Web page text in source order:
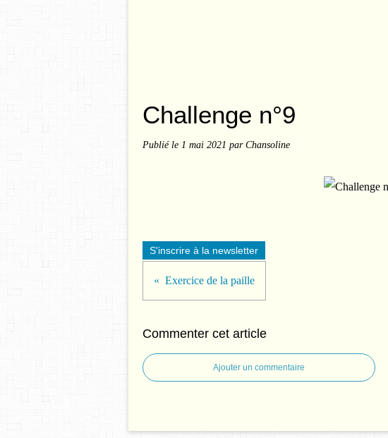
Challenge n°9
Publié le 1 mai 2021 par Chansoline
S'inscrire à la newsletter
Exercice de la paille
Commenter cet article
Ajouter un commentaire